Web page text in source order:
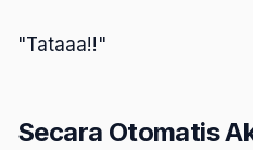
"Tataaa!!"
Secara Otomatis